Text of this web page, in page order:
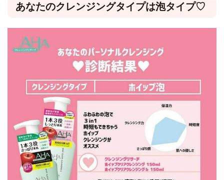
あなたのクレンジングタイプは泡タイプ♡